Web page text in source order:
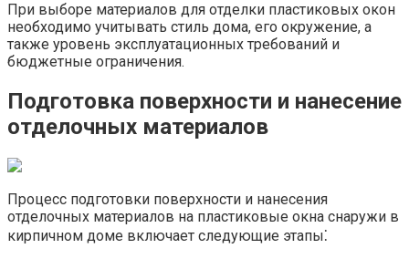
При выборе материалов для отделки пластиковых окон
необходимо учитывать стиль дома, его окружение, а
также уровень эксплуатационных требований и
бюджетные ограничения.​
Подготовка поверхности и нанесение
отделочных материалов
Процесс подготовки поверхности и нанесения
отделочных материалов на пластиковые окна снаружи в
кирпичном доме включает следующие этапы⁚